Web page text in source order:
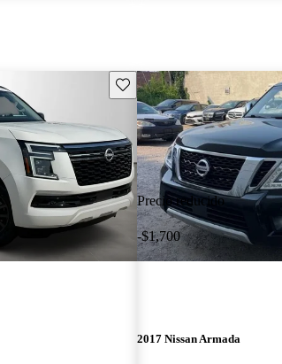
Guarda este Aviso
Precio reducido
-$1,700
2017 Nissan Armada